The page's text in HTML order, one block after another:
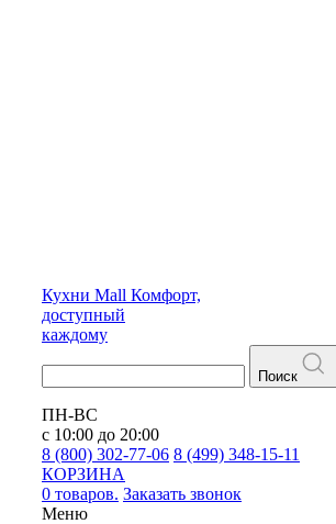
Кухни Mall Комфорт,
доступный
каждому
Поиск
ПН-ВС
с 10:00 до 20:00
8 (800) 302-77-06 8 (499) 348-15-11
КОРЗИНА
0 товаров. Заказать звонок
Меню